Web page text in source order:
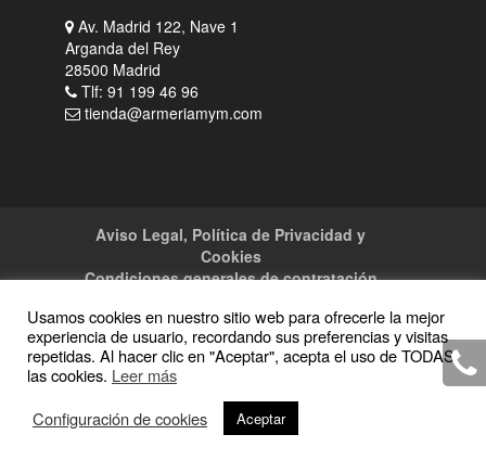
Av. Madrid 122, Nave 1
Arganda del Rey
28500 Madrid
Tlf: 91 199 46 96
tienda@armeriamym.com
Aviso Legal, Política de Privacidad y
Cookies
Condiciones generales de contratación
Copyright · 2016 Armeria M y M · Todos los
derechos reservados
Usamos cookies en nuestro sitio web para ofrecerle la mejor
experiencia de usuario, recordando sus preferencias y visitas
repetidas. Al hacer clic en "Aceptar", acepta el uso de TODAS
las cookies. Leer más
Configuración de cookies
Aceptar